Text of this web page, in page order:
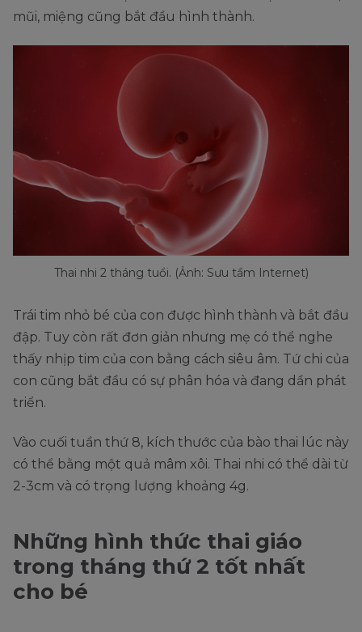
mũi, miệng cũng bắt đầu hình thành.
Thai nhi 2 tháng tuổi. (Ảnh: Sưu tầm Internet)
Trái tim nhỏ bé của con được hình thành và bắt đầu
đập. Tuy còn rất đơn giản nhưng mẹ có thể nghe
thấy nhịp tim của con bằng cách siêu âm. Tứ chi của
con cũng bắt đầu có sự phân hóa và đang dần phát
triển.
Vào cuối tuần thứ 8, kích thước của bào thai lúc này
có thể bằng một quả mâm xôi. Thai nhi có thể dài từ
2-3cm và có trọng lượng khoảng 4g.
Những hình thức thai giáo
trong tháng thứ 2 tốt nhất
cho bé